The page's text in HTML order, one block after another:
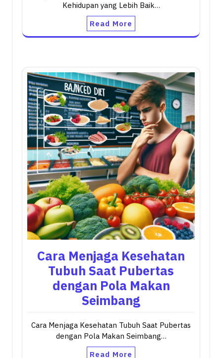
Kehidupan yang Lebih Baik…
Read More
Cara Menjaga Kesehatan
Tubuh Saat Pubertas
dengan Pola Makan
Seimbang
Cara Menjaga Kesehatan Tubuh Saat Pubertas
dengan Pola Makan Seimbang…
Read More